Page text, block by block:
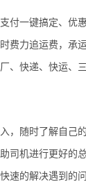
付一键搞定、优
费力追运费，承
、快递、快运、
，随时了解自己的
司机进行更好的总
速的解决遇到的问